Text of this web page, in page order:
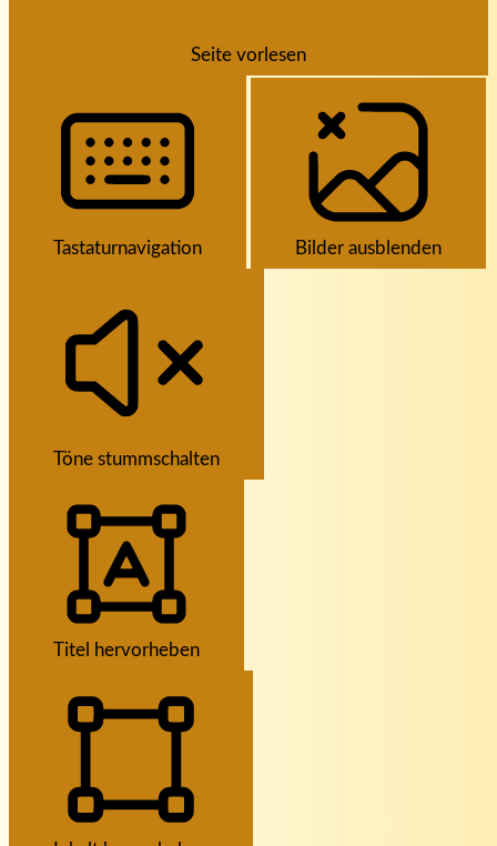
Seite vorlesen
Tastaturnavigation Bilder ausblenden
Töne stummschalten
Titel hervorheben